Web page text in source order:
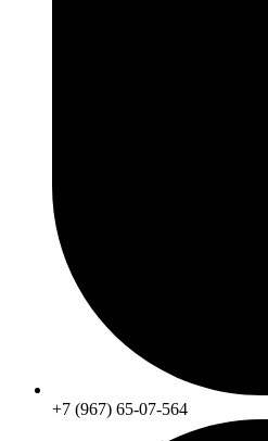
+7 (967) 65-07-564